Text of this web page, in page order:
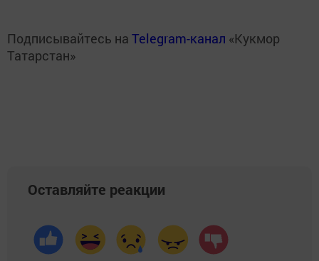
Подписывайтесь на Telegram-канал «Кукмор
Татарстан»
Оставляйте реакции